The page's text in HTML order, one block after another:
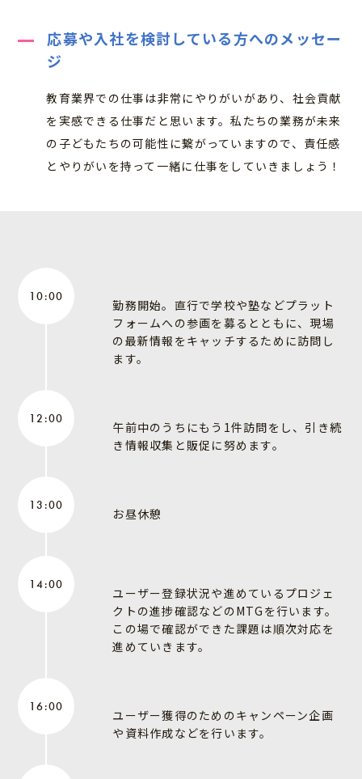
応募や入社を検討している方へのメッセー
ジ
教育業界での仕事は非常にやりがいがあり、社会貢献
を実感できる仕事だと思います。私たちの業務が未来
の子どもたちの可能性に繋がっていますので、責任感
とやりがいを持って一緒に仕事をしていきましょう！
10:00
勤務開始。直行で学校や塾などプラット
フォームへの参画を募るとともに、現場
の最新情報をキャッチするために訪問し
ます。
12:00
午前中のうちにもう1件訪問をし、引き続
き情報収集と販促に努めます。
13:00
お昼休憩
14:00
ユーザー登録状況や進めているプロジェ
クトの進捗確認などのMTGを行います。
この場で確認ができた課題は順次対応を
進めていきます。
16:00
ユーザー獲得のためのキャンペーン企画
や資料作成などを行います。